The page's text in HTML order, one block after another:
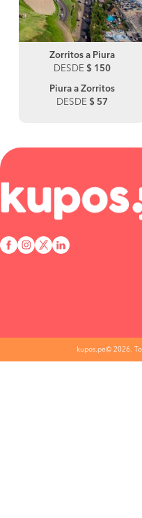
Zorritos a Piura
DESDE $ 150
Piura a Zorritos
DESDE $ 57
kupos.pe© 2026.